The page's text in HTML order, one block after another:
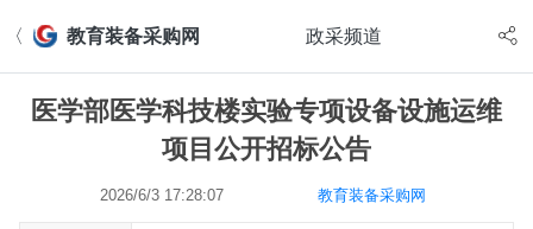
〈 教育装备采购网 政采频道
医学部医学科技楼实验专项设备设施运维
项目公开招标公告
2026/6/3 17:28:07 教育装备采购网